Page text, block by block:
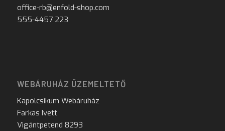
office-rb@enfold-shop.com
555-4457 223
WEBÁRUHÁZ ÜZEMELTETŐ
Kapolcsikum Webáruház
Farkas Ivett
Vigántpetend 8293